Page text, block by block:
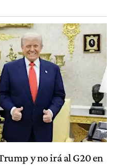
y no irá al G20 en